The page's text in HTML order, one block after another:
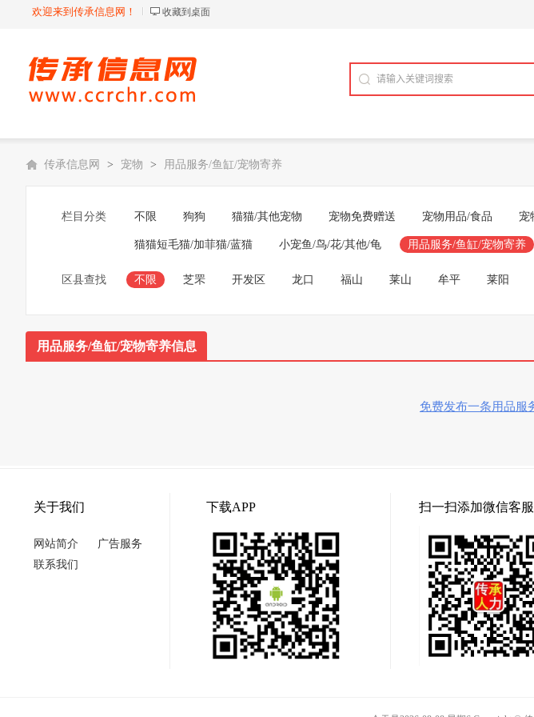
欢迎来到传承信息网！ 收藏到桌面
传承信息网 > 宠物 > 用品服务/鱼缸/宠物寄养
栏目分类 不限 狗狗 猫猫/其他宠物 宠物免费赠送 宠物用品/食品 宠
猫猫短毛猫/加菲猫/蓝猫 小宠鱼/鸟/花/其他/龟 用品服务/鱼缸/宠物寄养
区县查找 不限 芝罘 开发区 龙口 福山 莱山 牟平 莱阳
用品服务/鱼缸/宠物寄养信息
免费发布一条用品服
关于我们
网站简介
广告服务
联系我们
下载APP 扫一扫添加微信客服